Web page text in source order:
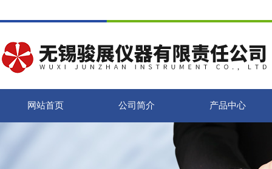
网站首页 公司简介 产品中心